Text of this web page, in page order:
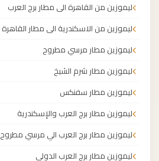
ليموزين من القاهرة الى مطار برج العرب
ليموزين من الاسكندرية الى مطار القاهرة
ليموزين مطار مرسي مطروح
ليموزين مطار شرم الشيخ
ليموزين مطار سفنكس
ليموزين مطار برج العرب والإسكندرية
ليموزين مطار برج العرب الي مرسي مطروح
ليموزين مطار برج العرب الدولي